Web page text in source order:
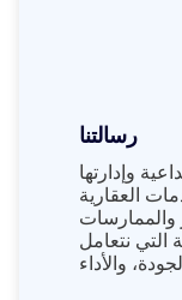
رسالتنا
وإدارتها
العقارية
نتعامل
والأداء